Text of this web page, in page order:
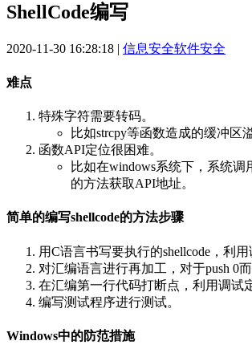
ShellCode编写
2020-11-30 16:28:18 | 信息安全软件安全
难点
特殊字符需要转码。
比如strcpy等函数造成的缓冲区
函数API定位很困难。
比如在windows系统下，系统
的方法获取API地址。
简单的编写shellcode的方法步骤
用C语言书写要执行的shellcode，利
对汇编语言进行再加工，对于push 0
在汇编第一行代码打断点，利用调试
编写测试程序进行测试。
Windows中的防范措施